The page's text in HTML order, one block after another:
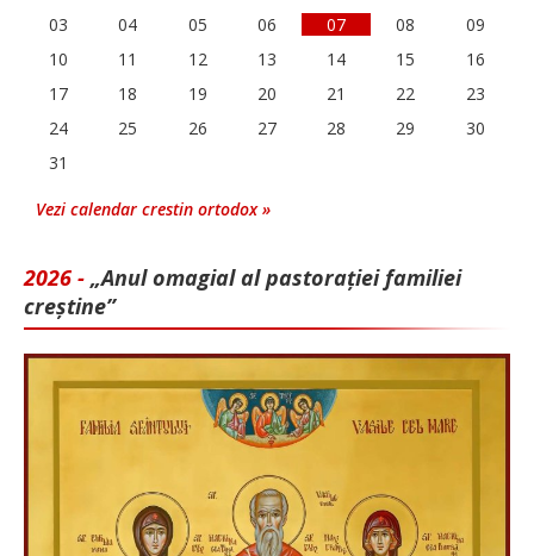
03
04 05 06 07 08
09
10
11 12 13 14 15
16
17
18 19 20 21 22
23
24
25 26 27 28 29
30
31
Vezi calendar crestin ortodox »
2026 - „Anul omagial al pastorației familiei
creștine”